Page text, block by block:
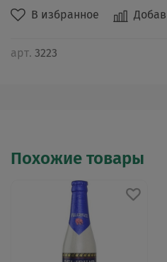
В избранное
арт. 3223
Похожие товары